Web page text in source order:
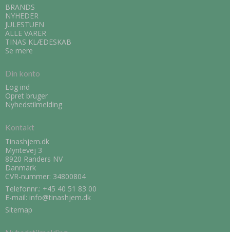
BRANDS
NYHEDER
JULESTUEN
ALLE VARER
TINAS KLÆDESKAB
Se mere
Din konto
Log ind
Opret bruger
Nyhedstilmelding
Kontakt
Tinashjem.dk
Myntevej 3
8920 Randers NV
Danmark
CVR-nummer: 34800804
Telefonnr.: +45 40 51 83 00
E-mail: info@tinashjem.dk
Sitemap